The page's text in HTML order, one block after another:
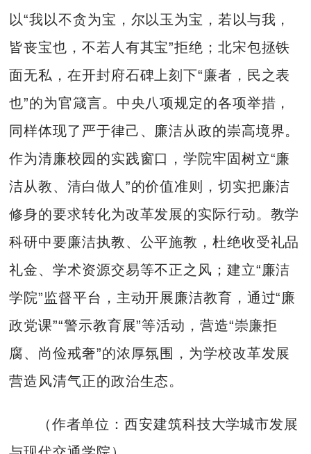
以“我以不贪为宝，尔以玉为宝，若以与我，
皆丧宝也，不若人有其宝”拒绝；北宋包拯铁
面无私，在开封府石碑上刻下“廉者，民之表
也”的为官箴言。中央八项规定的各项举措，
同样体现了严于律己、廉洁从政的崇高境界。
作为清廉校园的实践窗口，学院牢固树立“廉
洁从教、清白做人”的价值准则，切实把廉洁
修身的要求转化为改革发展的实际行动。教学
科研中要廉洁执教、公平施教，杜绝收受礼品
礼金、学术资源交易等不正之风；建立“廉洁
学院”监督平台，主动开展廉洁教育，通过“廉
政党课”“警示教育展”等活动，营造“崇廉拒
腐、尚俭戒奢”的浓厚氛围，为学校改革发展
营造风清气正的政治生态。
（作者单位：西安建筑科技大学城市发展